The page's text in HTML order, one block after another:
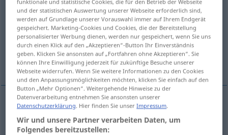
schwadronierenv/i <ohnege> PEJ
Übersicht aller Übersetzungen
(Für mehr Details die Übersetzung anklicken/antippen)
fanfarronear
fanfarronear schwadronieren
funktionale und statistische Cookies, die für den Betrieb der Webseite
und der statistischen Auswertung unserer Webseite erforderlich sind,
werden auf Grundlage unserer Vorauswahl immer auf Ihrem Endgerät
gespeichert. Marketing-Cookies und Cookies, die der Bereitstellung
personalisierter Werbung dienen, werden nur gespeichert, wenn Sie uns
durch einen Klick auf den „Akzeptieren“-Button Ihr Einverständnis
geben. Klicken Sie ansonsten auf „Fortfahren ohne Akzeptieren“. Sie
können Ihre Einwilligung jederzeit für zukünftige Besuche unserer
Webseite widerrufen. Wenn Sie weitere Informationen zu den Cookies
und den Anpassungsmöglichkeiten möchten, klicken Sie einfach auf den
Button „Mehr Optionen“. Weitergehende Hinweise zu der
Datenverarbeitung entnehmen Sie ansonsten unserer
Datenschutzerklärung. Hier finden Sie unserImpressum.
Wir und unsere Partner verarbeiten Daten, um
Folgendes bereitzustellen: